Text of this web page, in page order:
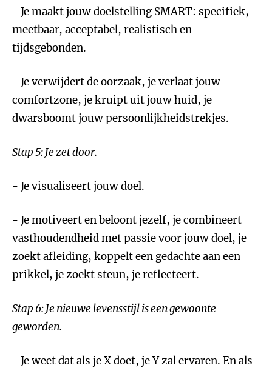
- Je maakt jouw doelstelling SMART: specifiek,
meetbaar, acceptabel, realistisch en
tijdsgebonden.
- Je verwijdert de oorzaak, je verlaat jouw
comfortzone, je kruipt uit jouw huid, je
dwarsboomt jouw persoonlijkheidstrekjes.
Stap 5: Je zet door.
- Je visualiseert jouw doel.
- Je motiveert en beloont jezelf, je combineert
vasthoudendheid met passie voor jouw doel, je
zoekt afleiding, koppelt een gedachte aan een
prikkel, je zoekt steun, je reflecteert.
Stap 6: Je nieuwe levensstijl is een gewoonte
geworden.
- Je weet dat als je X doet, je Y zal ervaren. En als